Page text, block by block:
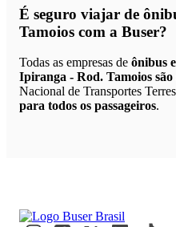
É seguro viajar de
Tamoios com a Buser?
Todas as empresas de ônibus
Ipiranga - Rod. Tamoios
Nacional de Transportes
para todos os passageiros.